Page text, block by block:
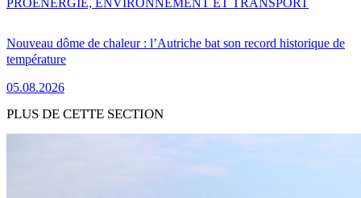
Nouveau dôme de chaleur : l’Autriche bat son record historique de
température
05.08.2026
PLUS DE CETTE SECTION